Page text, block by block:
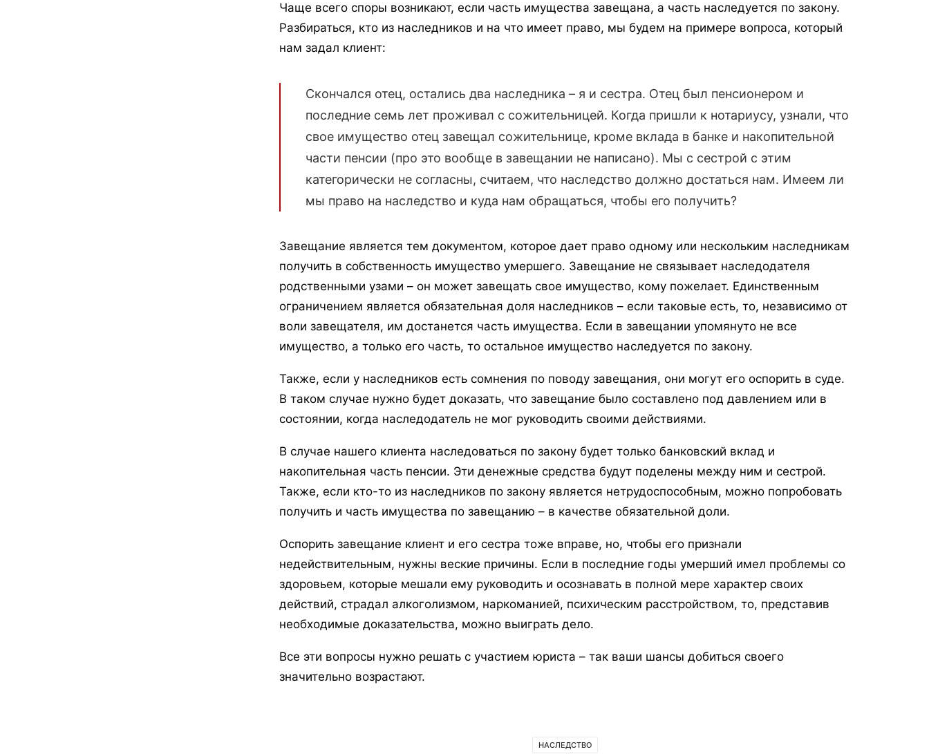
Чаще всего споры возникают, если часть имущества завещана, а часть наследуется по закону.
Разбираться, кто из наследников и на что имеет право, мы будем на примере вопроса, который
нам задал клиент:
Скончался отец, остались два наследника – я и сестра. Отец был пенсионером и
последние семь лет проживал с сожительницей. Когда пришли к нотариусу, узнали, что
свое имущество отец завещал сожительнице, кроме вклада в банке и накопительной
части пенсии (про это вообще в завещании не написано). Мы с сестрой с этим
категорически не согласны, считаем, что наследство должно достаться нам. Имеем ли
мы право на наследство и куда нам обращаться, чтобы его получить?
Завещание является тем документом, которое дает право одному или нескольким наследникам
получить в собственность имущество умершего. Завещание не связывает наследодателя
родственными узами – он может завещать свое имущество, кому пожелает. Единственным
ограничением является обязательная доля наследников – если таковые есть, то, независимо от
воли завещателя, им достанется часть имущества. Если в завещании упомянуто не все
имущество, а только его часть, то остальное имущество наследуется по закону.
Также, если у наследников есть сомнения по поводу завещания, они могут его оспорить в суде.
В таком случае нужно будет доказать, что завещание было составлено под давлением или в
состоянии, когда наследодатель не мог руководить своими действиями.
В случае нашего клиента наследоваться по закону будет только банковский вклад и
накопительная часть пенсии. Эти денежные средства будут поделены между ним и сестрой.
Также, если кто-то из наследников по закону является нетрудоспособным, можно попробовать
получить и часть имущества по завещанию – в качестве обязательной доли.
Оспорить завещание клиент и его сестра тоже вправе, но, чтобы его признали
недействительным, нужны веские причины. Если в последние годы умерший имел проблемы со
здоровьем, которые мешали ему руководить и осознавать в полной мере характер своих
действий, страдал алкоголизмом, наркоманией, психическим расстройством, то, представив
необходимые доказательства, можно выиграть дело.
Все эти вопросы нужно решать с участием юриста – так ваши шансы добиться своего
значительно возрастают.
НАСЛЕДСТВО